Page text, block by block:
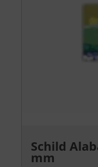
Schild
mm